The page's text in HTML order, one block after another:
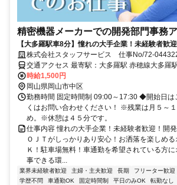
精密機器メーカーでの開発部門事務
【大多羅駅車8分】憧れの大手企業！未経験者歓
ど＊株式会社スタッフサービス 仕事No/72-
交通アクセス 最寄駅：大多
時給1,500円
岡山県岡山市中区
勤務時間 固定時間制 09:00～17:30 ◆開始日は
くはお問い合わせください！ ※残業は月５～
め。※休憩は４５分です。
仕事内容 憧れの大手企業！未経験者歓迎！開
ＯＪＴがしっかりあり安心！お洒落を楽しめ
Ｋ！駐車場無料！車通勤を希望されている方
事できる環...
業界未経験者歓迎 主婦・主夫歓迎 長期 フリーター歓迎
学歴不問
車通勤OK 固定時間制 平日のみOK 転勤なし